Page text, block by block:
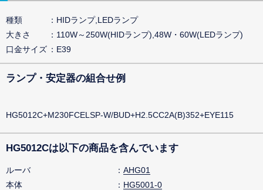
種類
HIDランプ,LEDランプ
大きさ
110W～250W(HIDランプ),48W・60W(LEDランプ)
口金サイズ
E39
ランプ・安定器の組合せ例
HG5012C+M230FCELSP-W/BUD+H2.5CC2A(B)352+EYE115
HG5012Cは以下の商品を含んでいます
ルーバ
AHG01
本体
HG5001-0